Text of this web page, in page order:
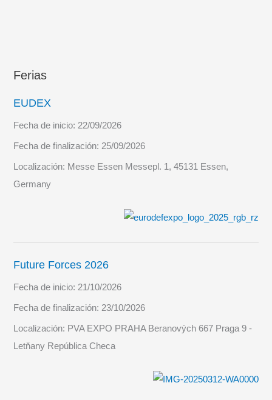
Ferias
EUDEX
Fecha de inicio:22/09/2026
Fecha de finalización:25/09/2026
Localización: Messe Essen Messepl. 1, 45131 Essen,
Germany
Future Forces 2026
Fecha de inicio: 21/10/2026
Fecha de finalización: 23/10/2026
Localización: PVA EXPO PRAHA Beranových 667 Praga 9 -
Letňany República Checa